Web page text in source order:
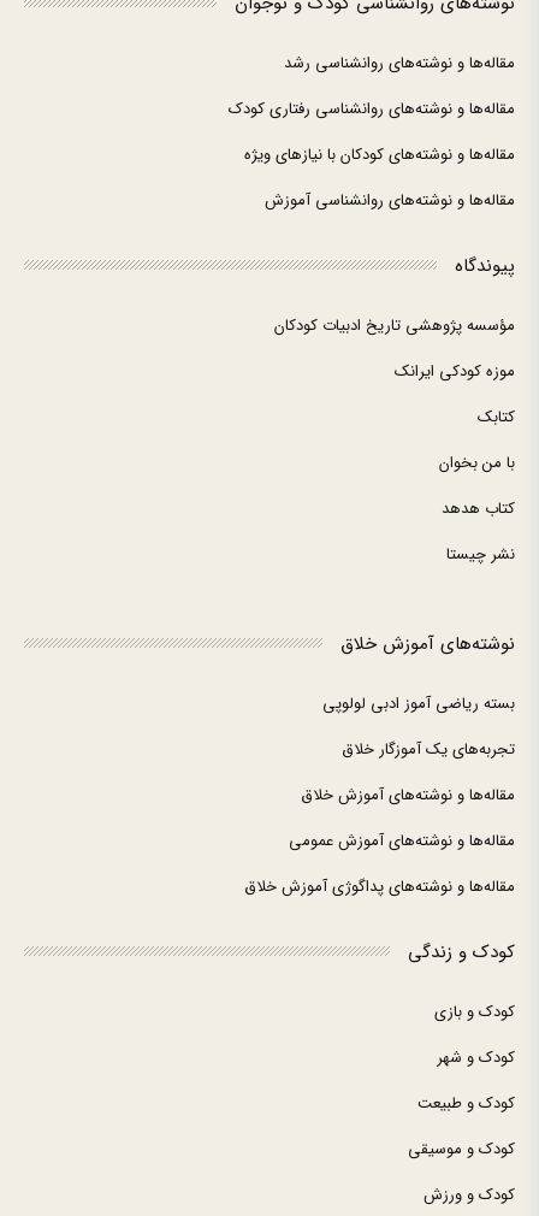
مقاله‌ها و نوشته‌های روانشناسی رشد
مقاله‌ها و نوشته‌های روانشناسی رفتاری کودک
مقاله‌ها و نوشته‌های کودکان با نیازهای ویژه
مقاله‌ها و نوشته‌های روانشناسی آموزش
پیوندگاه
مؤسسه پژوهشی تاریخ ادبیات کودکان
موزه کودکی ایرانک
کتابک
با من بخوان
کتاب هدهد
نشر چیستا
نوشته‌های آموزش خلاق
بسته ریاضی آموز ادبی لولوپی
تجربه‌های یک آموزگار خلاق
مقاله‌ها و نوشته‌های آموزش خلاق
مقاله‌ها و نوشته‌های آموزش عمومی
مقاله‌ها و نوشته‌های پداگوژی آموزش خلاق
کودک و زندگی
کودک و بازی
کودک و شهر
کودک و طبیعت
کودک و موسیقی
کودک و ورزش